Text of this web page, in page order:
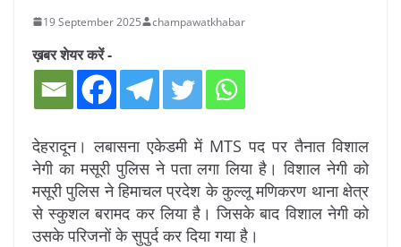
19 September 2025 champawatkhabar
ख़बर शेयर करें -
देहरादून। लबासना एकेडमी में MTS पद पर तैनात विशाल
नेगी का मसूरी पुलिस ने पता लगा लिया है। विशाल नेगी को
मसूरी पुलिस ने हिमाचल प्रदेश के कुल्लू मणिकरण थाना क्षेत्र
से स्कुशल बरामद कर लिया है। जिसके बाद विशाल नेगी को
उसके परिजनों के सुपुर्द कर दिया गया है।